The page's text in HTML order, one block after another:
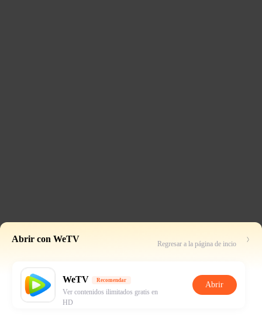
Abrir con WeTV Regresar a la página de incio
WeTV Recomendar
Ver contenidos ilimitados gratis en
HD
Abrir